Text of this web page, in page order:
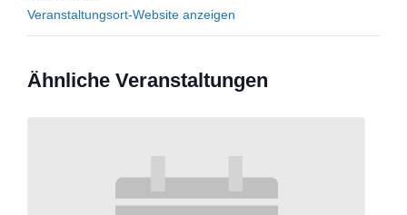
Veranstaltungsort-Website anzeigen
Ähnliche Veranstaltungen